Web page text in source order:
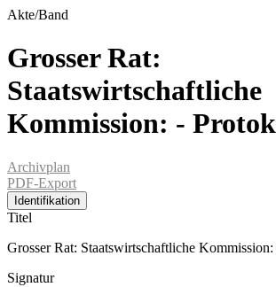
Akte/Band
Grosser Rat:
Staatswirtschaftliche
Kommission: -
Archivplan
PDF-Export
Identifikation
Titel
Grosser Rat: Staatswirtschaftliche
Signatur